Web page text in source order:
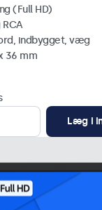
(Full HD)
RCA
indbygget, væg
36 mm
Læg i